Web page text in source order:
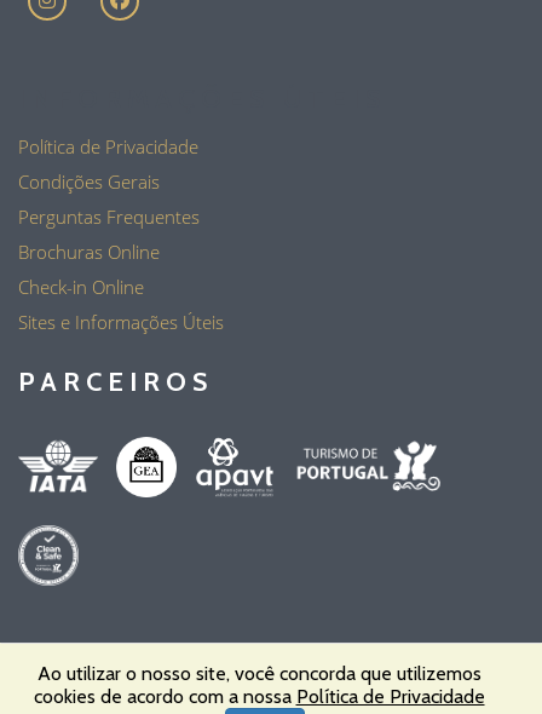
Política de Privacidade
Condições Gerais
Perguntas Frequentes
Brochuras Online
Check-in Online
Sites e Informações Úteis
PARCEIROS
Ao utilizar o nosso site, você concorda que utilizemos
cookies de acordo com a nossa Política de Privacidade